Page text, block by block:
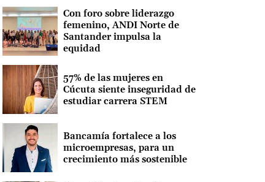
Con foro sobre liderazgo
femenino, ANDI Norte de
Santander impulsa la
equidad
57% de las mujeres en
Cúcuta siente inseguridad de
estudiar carrera STEM
Bancamía fortalece a los
microempresas, para un
crecimiento más sostenible